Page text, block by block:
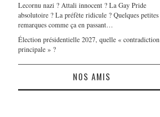
Lecornu nazi ? Attali innocent ? La Gay Pride
absolutoire ? La préfète ridicule ? Quelques petites
remarques comme ça en passant…
Élection présidentielle 2027, quelle « contradiction
principale » ?
NOS AMIS